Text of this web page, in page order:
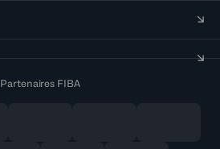
Partenaires FIBA